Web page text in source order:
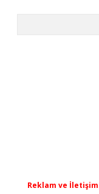
Reklam ve